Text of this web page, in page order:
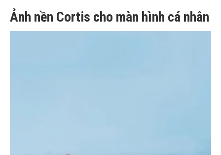
Ảnh nền Cortis cho màn hình cá nhân